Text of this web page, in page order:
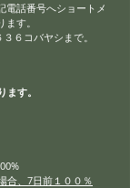
話番号へショートメ
す。
６コバヤシまで。
す。
合、7日前１００％